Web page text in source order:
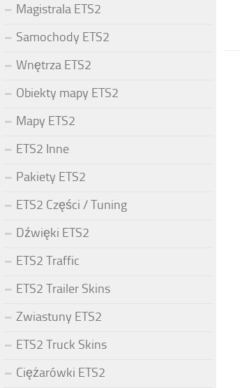
Magistrala ETS2
Samochody ETS2
Wnętrza ETS2
Obiekty mapy ETS2
Mapy ETS2
ETS2 Inne
Pakiety ETS2
ETS2 Części / Tuning
Dźwięki ETS2
ETS2 Traffic
ETS2 Trailer Skins
Zwiastuny ETS2
ETS2 Truck Skins
Ciężarówki ETS2